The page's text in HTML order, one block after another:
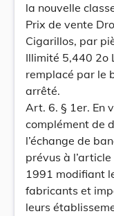
la nouvelle
Prix de vente
Cigarillos, par
Illimité 5,440 2o
remplacé par le
arrêté.
Art. 6. § 1er. En
complément de
l’échange de
prévus à
1991 modifiant
fabricants et
leurs